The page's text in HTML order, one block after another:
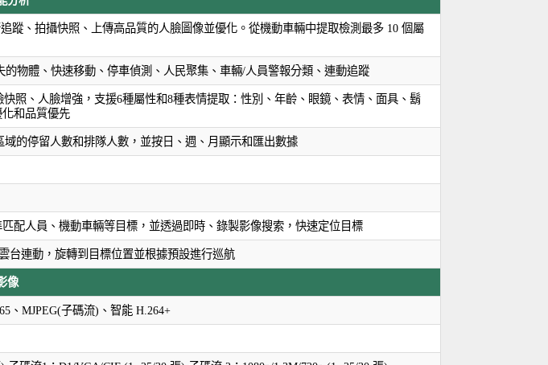
蹤、拍攝快照、上傳高品質的人臉圖像並優化。從機動車輛中提取檢測最多 10 個屬
物體、快速移動、停車偵測、人民聚集、車輛/人員警報分類、連動追蹤
照、人臉增強，支援6種屬性和8種表情提取：性別、年齡、眼鏡、表情、面具、鬍
和品質優先
的停留人數和排隊人數，並按日、週、月顯示和匯出數據
配人員、機動車輛等目標，並透過即時、錄製影像搜索，快速定位目標
台連動，旋轉到目標位置並根據預設進行巡航
像
、MJPEG(子碼流)、智能 H.264+